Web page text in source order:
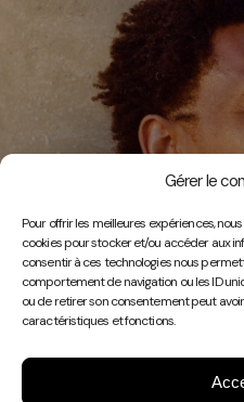
Gérer le
Pour offrir les meilleures expériences,
cookies pour stocker et/ou accéder aux
consentir à ces technologies nous
comportement de navigation ou les ID
ou de retirer son consentement peut
caractéristiques et fonctions.